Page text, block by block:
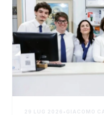
29 LUG 2026 • GIACOMO